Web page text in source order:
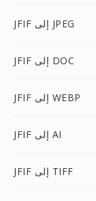
JFIF إلى JPEG
JFIF إلى DOC
JFIF إلى WEBP
JFIF إلى AI
JFIF إلى TIFF